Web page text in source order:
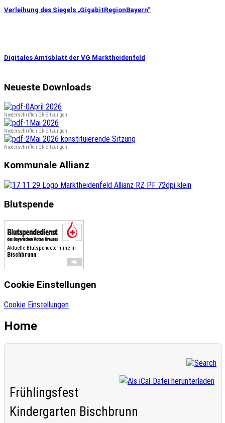
Verleihung des Siegels „GigabitRegionBayern“
Digitales Amtsblatt der VG Marktheidenfeld
Neueste Downloads
April 2026
Niederschriften GR-Sitzungen
Mai 2026
Niederschriften GR-Sitzungen
Mai 2026 konstituierende Sitzung
Niederschriften GR-Sitzungen
Kommunale Allianz
Blutspende
Aktuelle Blutspendetermine in
Bischbrunn
Cookie Einstellungen
Cookie Einstellungen
Home
Frühlingsfest
Kindergarten Bischbrunn